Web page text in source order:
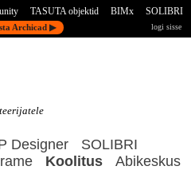
TASUTA objektid BIMx
SOLIBRI
Archicad ▶ logi sisse
Designer
SOLIBRI
Koolitus
Abikeskus